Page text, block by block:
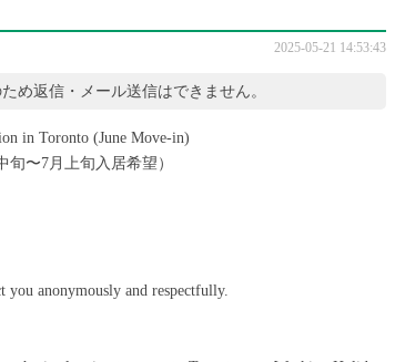
2025-05-21 14:53:43
め返信・メール送信はできません。
in Toronto (June Move-in)
〜7月上旬入居希望）
you anonymously and respectfully.